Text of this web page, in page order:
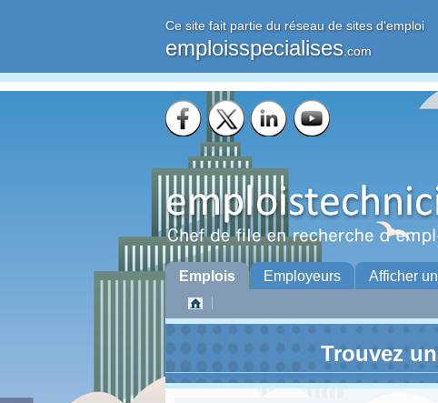
Ce site fait partie du réseau de sites d'emploi
emploisspecialises .com
Emplois Employeurs Afficher
Trouvez